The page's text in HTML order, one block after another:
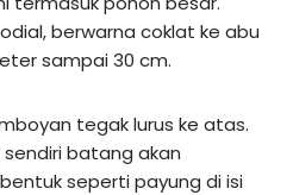
berwarna coklat ke abu
sampai 30 cm.
tegak lurus ke atas.
batang akan
seperti payung di isi